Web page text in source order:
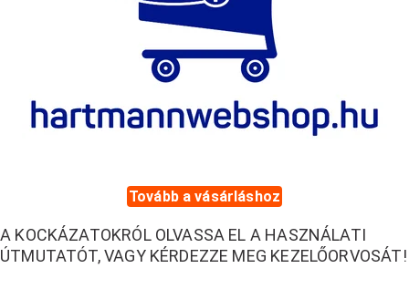
Tovább a vásárláshoz
A KOCKÁZATOKRÓL OLVASSA EL A HASZNÁLATI
ÚTMUTATÓT, VAGY KÉRDEZZE MEG KEZELŐORVOSÁT!